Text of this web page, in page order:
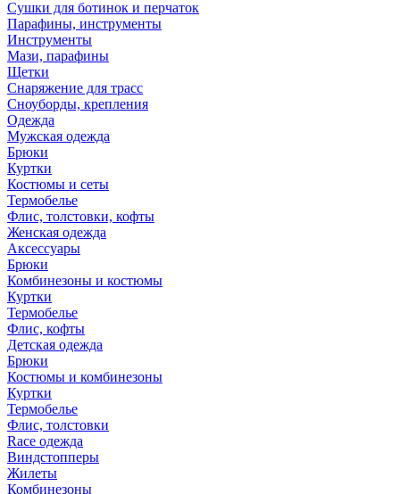
Сушки для ботинок и перчаток
Парафины, инструменты
Инструменты
Мази, парафины
Щетки
Снаряжение для трасс
Сноуборды, крепления
Одежда
Мужская одежда
Брюки
Куртки
Костюмы и сеты
Термобелье
Флис, толстовки, кофты
Женская одежда
Аксессуары
Брюки
Комбинезоны и костюмы
Куртки
Термобелье
Флис, кофты
Детская одежда
Брюки
Костюмы и комбинезоны
Куртки
Термобелье
Флис, толстовки
Race одежда
Виндстопперы
Жилеты
Комбинезоны